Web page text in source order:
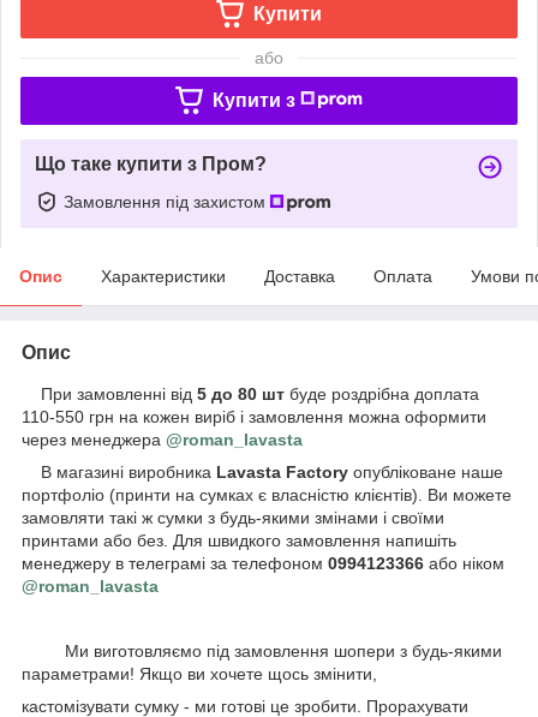
Купити
або
Купити з
Що таке купити з Пром?
Замовлення під захистом
Опис Характеристики Доставка Оплата Умови
Опис
При замовленні від 5 до 80 шт буде роздрібна доплата
110-550 грн на кожен виріб і замовлення можна оформити
через менеджера @roman_lavasta
В магазині виробника Lavasta Factory опубліковане наше
портфоліо (принти на сумках є власністю клієнтів). Ви можете
замовляти такі ж сумки з будь-якими змінами і своїми
принтами або без. Для швидкого замовлення напишіть
менеджеру в телеграмі за телефоном 0994123366 або ніком
@roman_lavasta
Ми виготовляємо під замовлення шопери з будь-якими
параметрами! Якщо ви хочете щось змінити,
кастомізувати сумку - ми готові це зробити. Прорахувати